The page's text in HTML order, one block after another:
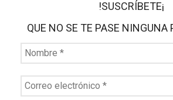
!SUSCRÍBETE¡
QUE NO SE TE PASE NINGUNA